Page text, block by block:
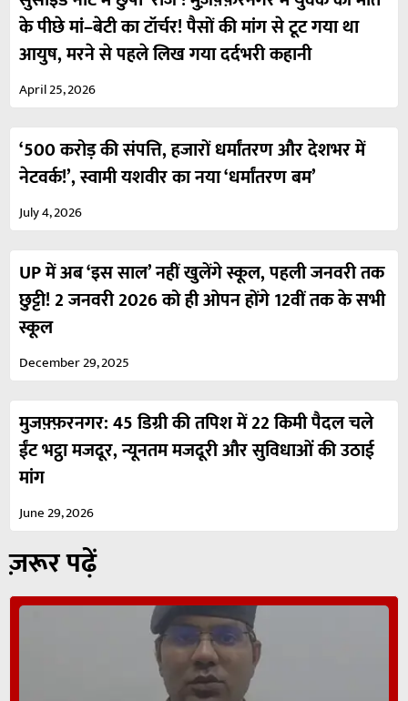
के पीछे मां–बेटी का टॉर्चर! पैसों की मांग से टूट गया था
आयुष, मरने से पहले लिख गया दर्दभरी कहानी
April 25, 2026
‘500 करोड़ की संपत्ति, हजारों धर्मांतरण और देशभर में
नेटवर्क!’, स्वामी यशवीर का नया ‘धर्मांतरण बम’
July 4, 2026
UP में अब ‘इस साल’ नहीं खुलेंगे स्कूल, पहली जनवरी तक
छुट्टी! 2 जनवरी 2026 को ही ओपन होंगे 12वीं तक के सभी
स्कूल
December 29, 2025
मुजफ़्फ़रनगर: 45 डिग्री की तपिश में 22 किमी पैदल चले
ईंट भट्ठा मजदूर, न्यूनतम मजदूरी और सुविधाओं की उठाई
मांग
June 29, 2026
ज़रूर पढ़ें